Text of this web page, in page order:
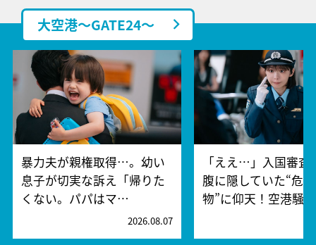
大空港～GATE24～
暴力夫が親権取得…。幼い
息子が切実な訴え「帰りた
くない。パパはマ…
2026.08.07
「ええ…」入国審査
腹に隠していた“危
物”に仰天！空港騒